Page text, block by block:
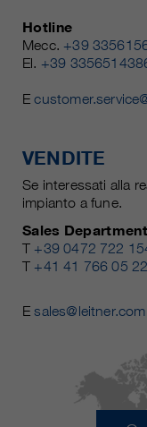
Hotline
Mecc. +39
El. +39
E
VENDITE
Se interessati alla
impianto a fune.
Sales Department
T +39 0472 722
T +41 41 766 05 22
Esales@leitner.com